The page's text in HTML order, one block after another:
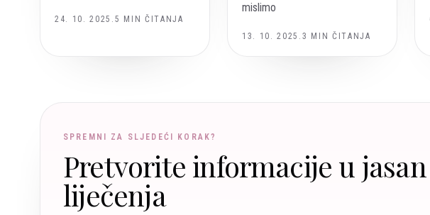
24. 10. 2025. 5 MIN ČITANJA
mislimo
13. 10. 2025. 3 MIN ČITANJA
SPREMNI ZA SLJEDEĆI KORAK?
Pretvorite informacije u
liječenja